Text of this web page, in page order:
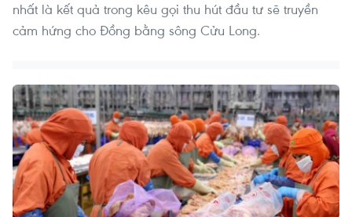
nhất là kết quả trong kêu gọi thu hút đầu tư sẽ truyền
cảm hứng cho Đồng bằng sông Cửu Long.